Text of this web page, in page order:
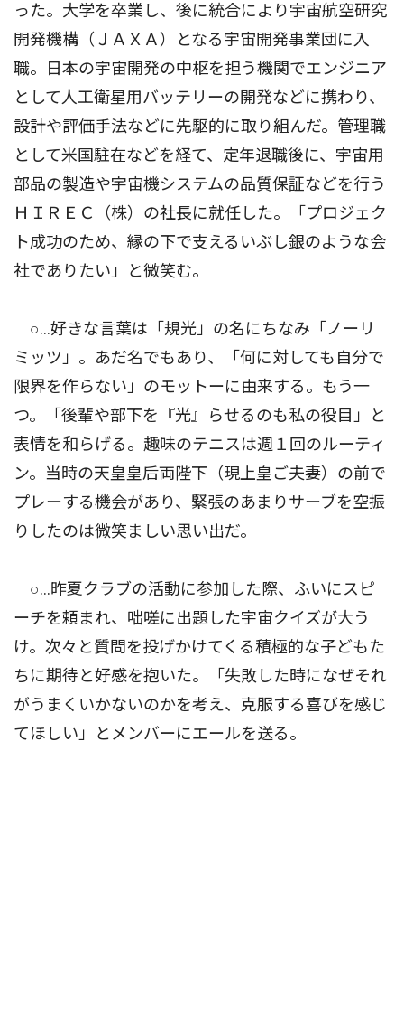
った。大学を卒業し、後に統合により宇宙航空研究
開発機構（ＪＡＸＡ）となる宇宙開発事業団に入
職。日本の宇宙開発の中枢を担う機関でエンジニア
として人工衛星用バッテリーの開発などに携わり、
設計や評価手法などに先駆的に取り組んだ。管理職
として米国駐在などを経て、定年退職後に、宇宙用
部品の製造や宇宙機システムの品質保証などを行う
ＨＩＲＥＣ（株）の社長に就任した。「プロジェク
ト成功のため、縁の下で支えるいぶし銀のような会
社でありたい」と微笑む。
○…好きな言葉は「規光」の名にちなみ「ノーリ
ミッツ」。あだ名でもあり、「何に対しても自分で
限界を作らない」のモットーに由来する。もう一
つ。「後輩や部下を『光』らせるのも私の役目」と
表情を和らげる。趣味のテニスは週１回のルーティ
ン。当時の天皇皇后両陛下（現上皇ご夫妻）の前で
プレーする機会があり、緊張のあまりサーブを空振
りしたのは微笑ましい思い出だ。
○…昨夏クラブの活動に参加した際、ふいにスピ
ーチを頼まれ、咄嗟に出題した宇宙クイズが大う
け。次々と質問を投げかけてくる積極的な子どもた
ちに期待と好感を抱いた。「失敗した時になぜそれ
がうまくいかないのかを考え、克服する喜びを感じ
てほしい」とメンバーにエールを送る。